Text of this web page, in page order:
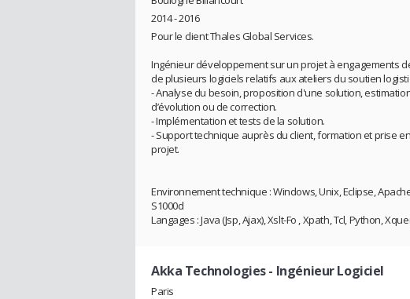
2014 - 2016
Pour le client Thales Global Services.
Ingénieur développement sur un projet à engagements
de plusieurs logiciels relatifs aux ateliers du soutien
- Analyse du besoin, proposition d'une solution,
d’évolution ou de correction.
- Implémentation et tests de la solution.
- Support technique auprès du client, formation et prise
projet.
Environnement technique : Windows, Unix, Eclipse,
S1000d
Langages : Java (Jsp, Ajax), Xslt-Fo , Xpath, Tcl, Python,
Akka Technologies- Ingénieur Logiciel
Paris